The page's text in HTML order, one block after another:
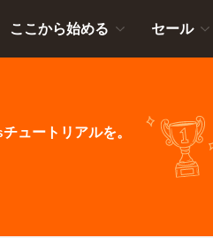
ここから始める セール
ュートリアルを。